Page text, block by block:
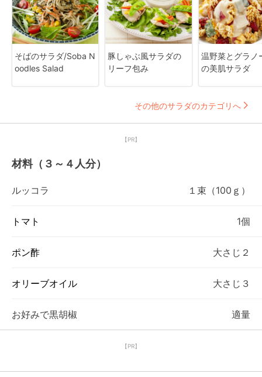
そばのサラダ/Soba N
oodles Salad
豚しゃぶ風サラダの
リーフ包み
温野菜とグラノ
の美肌サラダ
その他のサラダのカテゴリへ
【PR】
材料（３～４人分）
ルッコラ １束（100ｇ）
トマト 1個
ポン酢 大さじ２
オリーブオイル 大さじ３
お好みで黒胡椒 適量
【PR】